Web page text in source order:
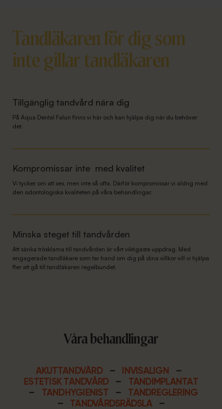
Tandläkaren för dig som
inte gillar tandläkaren
Tillgänglig tandvård nära dig
På Aqua Dental Falun finns vi här och kan hjälpa dig när du behöver
det.
Kompromissar inte med kvalitet
Vi tycker om att ses, men inte så ofta. Därför kompromissar vi aldrig med
den odontologiska kvaliteten på våra behandlingar.
Minska steget till tandvården
Att sänka trösklarna till tandvården är vårt viktigaste uppdrag. Med
engagerade tandläkare som tar hand om dig på dina villkor vill vi hjälpa
fler att gå till tandläkaren regelbundet.
Våra behandlingar
AKUTTANDVÅRD – INVISALIGN
–
ESTETISK TANDVÅRD
–
TANDIMPLANTAT
–
TANDHYGIENIST –
TANDREGLERING
–
TANDVÅRDSRÄDSLA –